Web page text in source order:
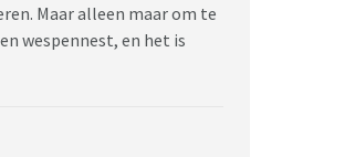
Maar alleen maar om te
wespennest, en het is